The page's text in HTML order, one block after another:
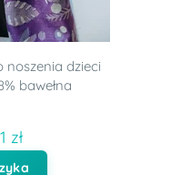
dzieci
bawełna
zł